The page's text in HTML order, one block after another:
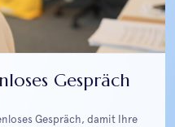
Gespräch
Gespräch, damit Ihre